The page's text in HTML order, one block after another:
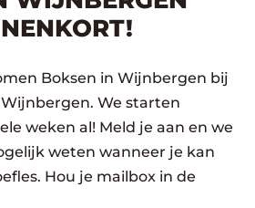
Boksen in Wijnbergen bij
We starten
weken al! Meld je aan en we
weten wanneer je kan
Hou je mailbox in de